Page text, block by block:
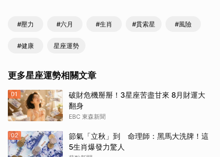
#壓力 #六月 #生肖 #貫索星 #風險
#健康 星座運勢
更多星座運勢相關文章
01
破財危機掰掰！3星座苦盡甘來 8月財運大
翻身
EBC 東森新聞
02
節氣「立秋」到 命理師：黑馬大洗牌！這
5生肖爆發力驚人